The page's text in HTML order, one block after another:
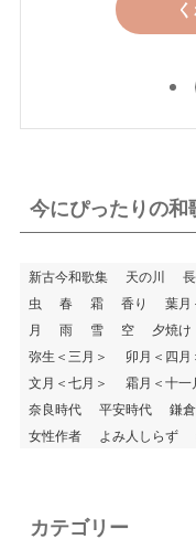
今にぴったりの
新古今和歌集 天の川
虫
春 霜 香り 葉月
月
雨 雪 空 夕焼け
弥生＜三月＞
卯月＜四月
文月＜七月＞
霜月＜十一
奈良時代
平安時代 鎌
女性作者
よみ人しらず
カテゴリー